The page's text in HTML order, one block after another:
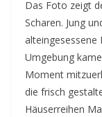
Das Foto zeigt
Scharen. Jung
alteingesessene
Umgebung
Moment
die frisch
Häuserreihen